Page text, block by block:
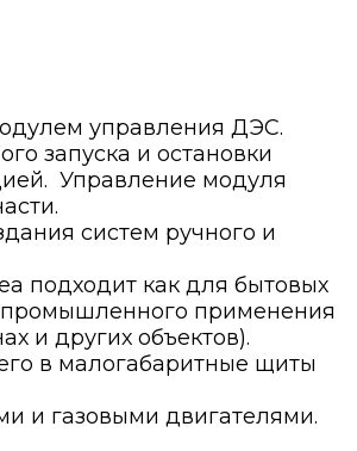
управления ДЭС.
запуска и остановки
Управление модуля
систем ручного и
подходит как для бытовых
промышленного применения
и других объектов).
в малогабаритные щиты
и газовыми двигателями.